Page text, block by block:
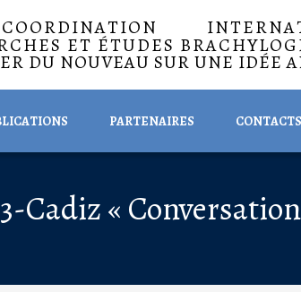
ET ÉTUDES
DU NOUVEAU SUR UNE IDÉE
PARTENAIRES CONTACTS
Cadiz «